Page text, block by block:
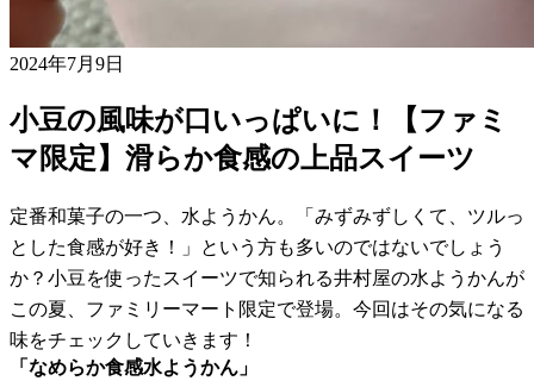
2024年7月9日
小豆の風味が口いっぱいに！【ファミ
マ限定】滑らか食感の上品スイーツ
定番和菓子の一つ、水ようかん。「みずみずしくて、ツルっ
とした食感が好き！」という方も多いのではないでしょう
か？小豆を使ったスイーツで知られる井村屋の水ようかんが
この夏、ファミリーマート限定で登場。今回はその気になる
味をチェックしていきます！
「なめらか食感水ようかん」